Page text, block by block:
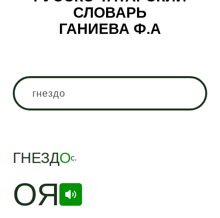
СЛОВАРЬ
ГАНИЕВА Ф.А
ГНЕЗДОс.
ОЯ